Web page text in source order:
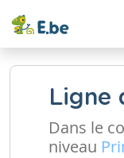
Ligne
Dans le
niveau